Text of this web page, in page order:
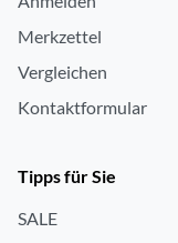
Merkzettel
Vergleichen
Kontaktformular
Tipps für Sie
SALE